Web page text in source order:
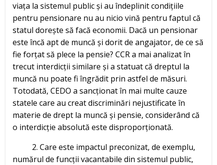
viața la sistemul public și au îndeplinit condițiile
pentru pensionare nu au nicio vină pentru faptul că
statul dorește să facă economii. Dacă un pensionar
este încă apt de muncă și dorit de angajator, de ce să
fie forțat să plece la pensie? CCR a mai analizat în
trecut interdicții similare și a statuat că dreptul la
muncă nu poate fi îngrădit prin astfel de măsuri.
Totodată, CEDO a sancționat în mai multe cauze
statele care au creat discriminări nejustificate în
materie de drept la muncă și pensie, considerând că
o interdicție absolută este disproporționată.
2. Care este impactul preconizat, de exemplu,
numărul de funcții vacantabile din sistemul public,